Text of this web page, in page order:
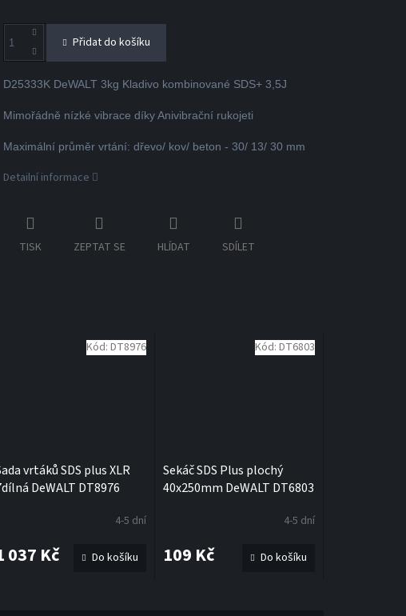
Přidat do košíku
D25333K DeWALT 3kg Kladivo kombinované SDS+ 3,5J
Mimořádně nízké vibrace díky Anivibrační rukojeti
Maximální průměr vrtání: dřevo/ kov/ beton - 30/ 13/ 30 mm
Detailní informace
TISK ZEPTAT SE HLÍDAT SDÍLET
vrtáků SDS plus XLR
DeWALT DT8976
4-5 dní
037 Kč Do košíku
Kód:DT8976
Sekáč SDS Plus plochý
40x250mm DeWALT DT6803
4-5 dní
109 Kč Do košíku
Kód: DT6803